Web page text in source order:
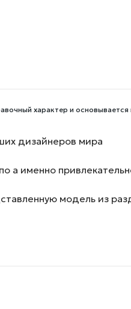
характер и
дизайнеров мира
а именно
модель из